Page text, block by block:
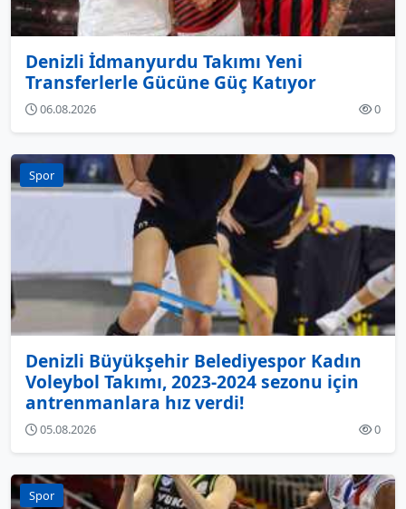
Denizli İdmanyurdu Takımı Yeni
Transferlerle Gücüne Güç Katıyor
06.08.2026 0
Spor
Denizli Büyükşehir Belediyespor Kadın
Voleybol Takımı, 2023-2024 sezonu için
antrenmanlara hız verdi!
05.08.2026 0
Spor